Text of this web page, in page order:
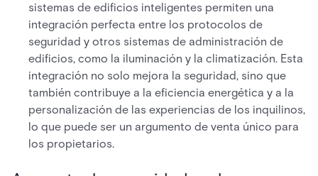
sistemas de edificios inteligentes permiten una
integración perfecta entre los protocolos de
seguridad y otros sistemas de administración de
edificios, como la iluminación y la climatización. Esta
integración no solo mejora la seguridad, sino que
también contribuye a la eficiencia energética y a la
personalización de las experiencias de los inquilinos,
lo que puede ser un argumento de venta único para
los propietarios.